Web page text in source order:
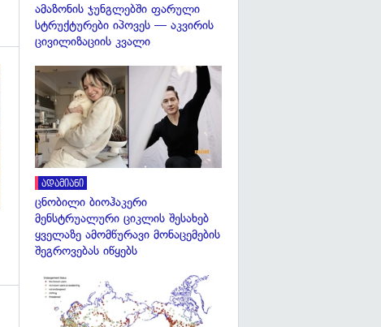
გადახედვა
ამაზონის ჯუნგლებში ფარული
სტრუქტურები იპოვეს — აკვირის
ცივილიზაციის კვალი
ადამიანი
ცნობილი ბიოჰაკერი
მენსტრუალური ციკლის შესახებ
ყველაზე ამომწურავი მონაცემების
შეგროვებას იწყებს